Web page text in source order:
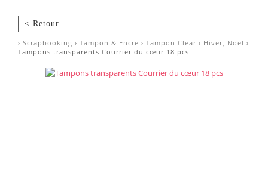
< Retour
› Scrapbooking › Tampon & Encre › Tampon Clear › Hiver, Noël ›
Tampons transparents Courrier du cœur 18 pcs